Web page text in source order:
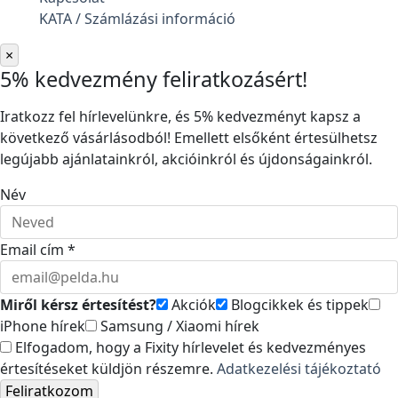
KATA / Számlázási információ
×
5% kedvezmény feliratkozásért!
Iratkozz fel hírlevelünkre, és 5% kedvezményt kapsz a
következő vásárlásodból! Emellett elsőként értesülhetsz
legújabb ajánlatainkról, akcióinkról és újdonságainkról.
Név
Email cím *
Miről kérsz értesítést? Akciók
Blogcikkek és tippek
iPhone hírek
Samsung / Xiaomi hírek
Elfogadom, hogy a Fixity hírlevelet és kedvezményes
értesítéseket küldjön részemre. Adatkezelési tájékoztató
Feliratkozom